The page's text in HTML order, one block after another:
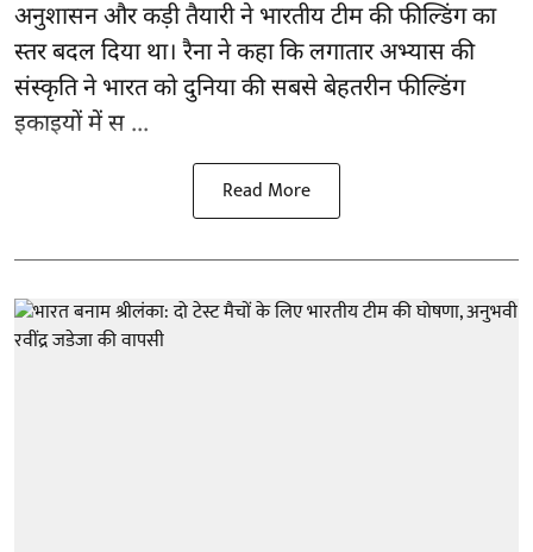
अनुशासन और कड़ी तैयारी ने भारतीय टीम की फील्डिंग का
स्तर बदल दिया था। रैना ने कहा कि लगातार अभ्यास की
संस्कृति ने भारत को दुनिया की सबसे बेहतरीन फील्डिंग
इकाइयों में स ...
Read More